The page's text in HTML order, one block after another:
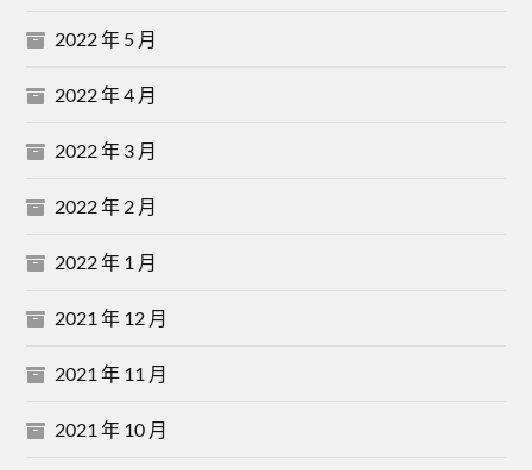
2022 年 5 月
2022 年 4 月
2022 年 3 月
2022 年 2 月
2022 年 1 月
2021 年 12 月
2021 年 11 月
2021 年 10 月